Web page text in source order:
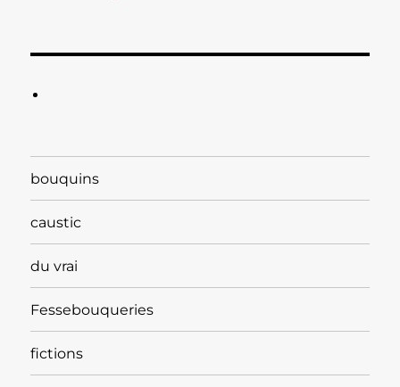
bouquins
caustic
du vrai
Fessebouqueries
fictions